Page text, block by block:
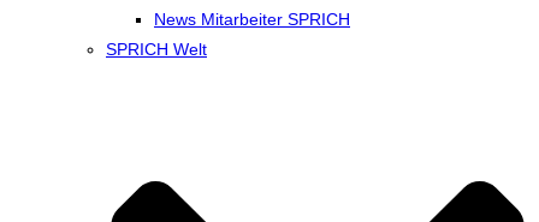
News Mitarbeiter SPRICH
SPRICH Welt